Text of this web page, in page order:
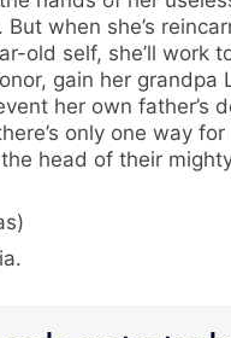
But when she’s
old self, she’ll work
gain her grandpa
her own father’s
only one way
head of their